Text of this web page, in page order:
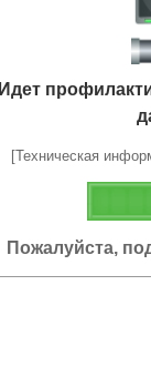
Идет
[Техническая
Пожалуйста,